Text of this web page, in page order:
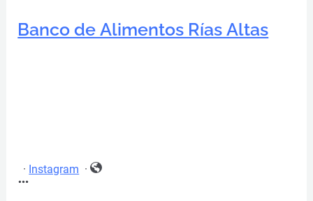
Banco de Alimentos Rías Altas
· Instagram ·